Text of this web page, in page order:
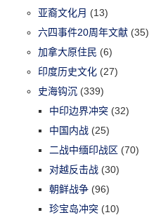
亚裔文化月 (13)
六四事件20周年文献 (35)
加拿大原住民 (6)
印度历史文化 (27)
史海钩沉 (339)
中印边界冲突 (32)
中国内战 (25)
二战中缅印战区 (70)
对越反击战 (30)
朝鲜战争 (96)
珍宝岛冲突 (10)